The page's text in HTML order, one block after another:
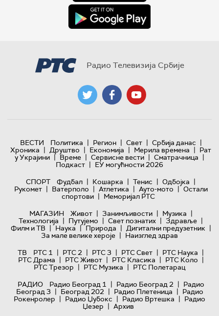
Радио Телевизија Србије
ВЕСТИ Политика | Регион | Свет | Србија данас |
Хроника | Друштво | Економија | Мерила времена | Рат
у Украјини | Време | Сервисне вести | Сматрачница |
Подкаст | ЕУ могућности 2026
СПОРТ
Фудбал | Кошарка | Тенис | Одбојка |
Рукомет | Ватерполо | Атлетика | Ауто-мото | Остали
спортови | Меморијал РТС
МАГАЗИН
Живот | Занимљивости | Музика |
Технологијa | Путујемо | Свет познатих | Здравље |
Филм и ТВ | Наука | Природа | Дигитални предузетник |
За мале велике хероје | Наизглед здрав
ТВ
РТС 1 | РТС 2 | РТС 3 | РТС Свет | РТС Наука |
РТС Драма | РТС Живот | РТС Класика | РТС Коло |
РТС Трезор | РТС Музика | РТС Полетарац
РАДИО
Радио Београд 1 | Радио Београд 2 | Радио
Београд 3 | Београд 202 | Радио Плетеница | Радио
Рокенролер | Радио Џубокс | Радио Вртешка | Радио
Џезер | Архив